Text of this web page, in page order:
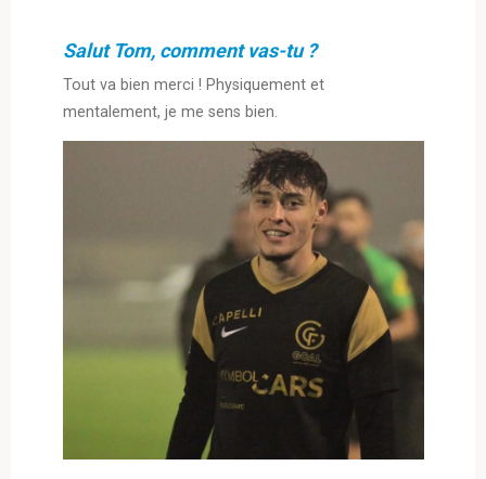
Salut Tom, comment vas-tu ?
Tout va bien merci ! Physiquement et
mentalement, je me sens bien.